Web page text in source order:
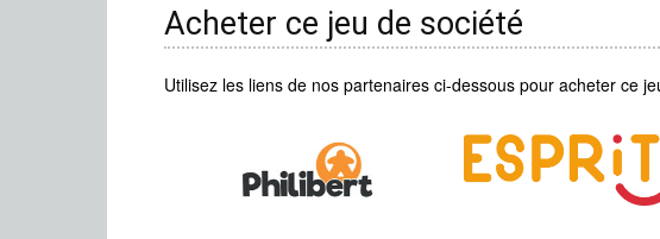
Acheter ce jeu de société
Utilisez les liens de nos partenaires ci-dessous pour acheter ce